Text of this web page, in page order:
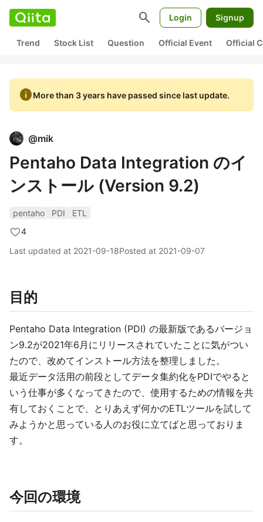
search Login Signup
Trend Stock List Question Official Event Official
infoMore than 3 years have passed since last update.
@mik
Pentaho Data Integration のイ
ンストール (Version 9.2)
pentaho PDI
ETL
4
Last updated at 2021-09-18Posted at 2021-09-07
目的
Pentaho Data Integration (PDI) の最新版であるバージョ
ン9.2が2021年6月にリリースされていたことに気がつい
たので、改めてインストール方法を整理しました。
最近データ活用の前段としてデータ集約化をPDIでやると
いう仕事が多くなってきたので、使用するための情報を共
有しておくことで、とりあえず何かのETLツールを試して
みようかと思っている人のお役に立てばと思っておりま
す。
今回の環境